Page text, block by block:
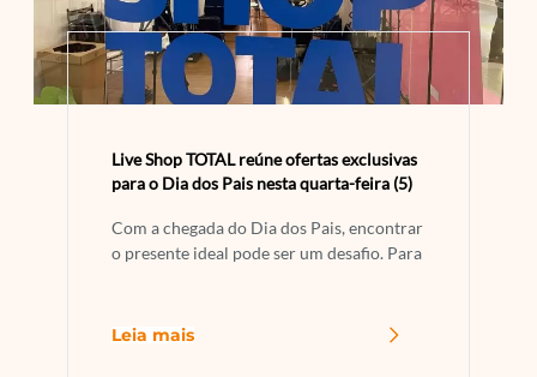
Live Shop TOTAL reúne ofertas exclusivas
para o Dia dos Pais nesta quarta-feira (5)
Com a chegada do Dia dos Pais, encontrar
o presente ideal pode ser um desafio. Para
Leia mais